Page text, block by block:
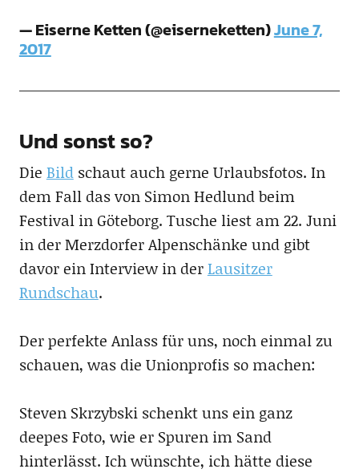
— Eiserne Ketten (@eiserneketten)June 7,
2017
Und sonst so?
Die Bildschaut auch gerne Urlaubsfotos. In
dem Fall das von Simon Hedlund beim
Festival in Göteborg. Tusche liest am 22. Juni
in der Merzdorfer Alpenschänke und gibt
davor ein Interview in derLausitzer
Rundschau.
Der perfekte Anlass für uns, noch einmal zu
schauen, was die Unionprofis so machen:
Steven Skrzybski schenkt uns ein ganz
deepes Foto, wie er Spuren im Sand
hinterlässt. Ich wünschte, ich hätte diese